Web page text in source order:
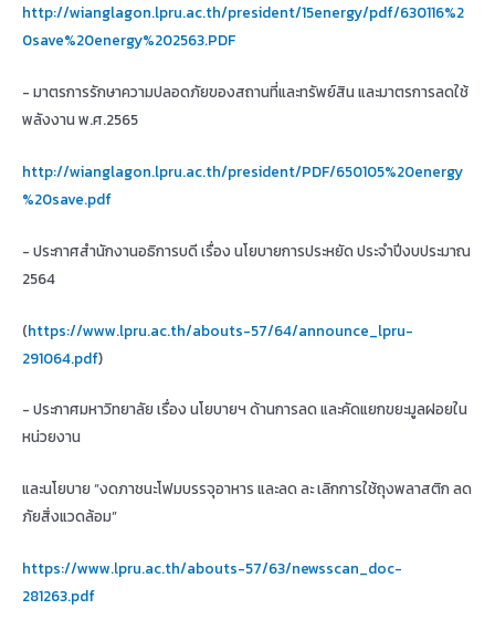
http://wianglagon.lpru.ac.th/president/15energy/pdf/630116%2
0save%20energy%202563.PDF
- มาตรการรักษาความปลอดภัยของสถานที่และทรัพย์สิน และมาตรการลดใช้
พลังงาน พ.ศ.2565
http://wianglagon.lpru.ac.th/president/PDF/650105%20energy
%20save.pdf
- ประกาศสำนักงานอธิการบดี เรื่อง นโยบายการประหยัด ประจำปีงบประมาณ
2564
(https://www.lpru.ac.th/abouts-57/64/announce_lpru-
291064.pdf)
- ประกาศมหาวิทยาลัย เรื่อง นโยบายฯ ด้านการลด และคัดแยกขยะมูลฝอยใน
หน่วยงาน
และนโยบาย “งดภาชนะโฟมบรรจุอาหาร และลด ละ เลิกการใช้ถุงพลาสติก ลด
ภัยสิ่งแวดล้อม”
https://www.lpru.ac.th/abouts-57/63/newsscan_doc-
281263.pdf